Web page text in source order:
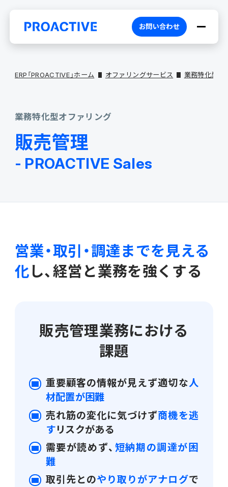
PROACTIVEとは
特長・選ばれる理由
ATWILL Platform
プロダクト
財務会計
管理会計
債務管理
固定資産管理
リース資産管理
経費
CO₂排出量算定
PROACTIVE Production
業界特化型オファリング
卸売・商社 PROACTIVE Wholesale & Trade
素材・素材加工 PROACTIVE Material Process
電機・機械 PROACTIVE Electrical Machinery
資料ダウンロード
コラム
ニュース・トピックス
製品関連動画
お問い合わせ
ERP「PROACTIVE」ホーム オファリングサービス 業務特化型オ
業務特化型オファリング
販売管理
- PROACTIVE Sales
営業・取引・調達までを見える
化 し、経営と業務を強くする
販売管理業務における
課題
重要顧客の情報が見えず適切な人
材配置が困難
売れ筋の変化に気づけず商機を逃
すリスクがある
需要が読めず、 短納期の調達が困
難
取引先とのやり取りがアナログで